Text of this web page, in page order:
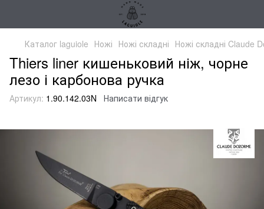
Каталог laguiole Ножі Ножі складні Ножі складні Claude
Thiers liner кишеньковий ніж, чорне
лезо і карбонова ручка
Артикул: 1.90.142.03N Написати відгук